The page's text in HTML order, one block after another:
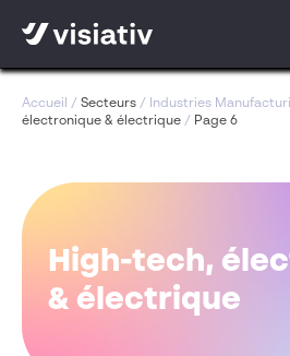
Accueil / Secteurs / Industries
électronique & électrique / Page 6
High-tech,
& électrique